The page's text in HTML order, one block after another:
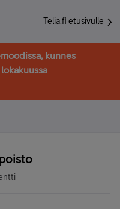
Telia.fi etusivulle
kunnes